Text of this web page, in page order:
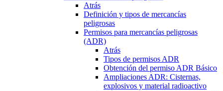
Atrás
Definición y tipos de mercancías
peligrosas
Permisos para mercancías peligrosas
(ADR)
Atrás
Tipos de permisos ADR
Obtención del permiso ADR Básico
Ampliaciones ADR: Cisternas,
explosivos y material radioactivo